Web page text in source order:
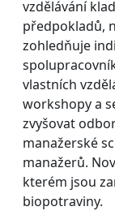
vzdělávání
předpokladů,
zohledňuje
vlastních
workshopy a
zvyšovat
manažerské
manažerů.
kterém jsou
biopotraviny.